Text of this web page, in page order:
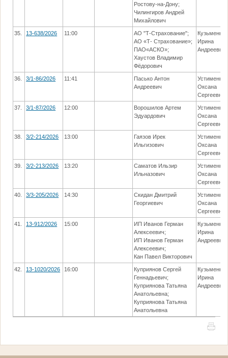
Ростову-на-Дону;
Чилингиров Андрей
Михайлович
35. 13-638/2026 11:00
АО "Т-Страхование";
АО «Т- Страхование»;
ПАО«АСКО»;
Хаустов Владимир
Фёдорович
Кузьменко
Ирина
Андреевна
36. 3/1-86/2026 11:41
Пасько Антон
Андреевич
Устименко
Оксана
Сергеевна
37. 3/1-87/2026 12:00
Ворошилов Артем
Эдуардович
Устименко
Оксана
Сергеевна
38. 3/2-214/2026 13:00
Гаязов Ирек
Ильгизович
Устименко
Оксана
Сергеевна
39. 3/2-213/2026 13:20
Саматов Ильзир
Ильназович
Устименко
Оксана
Сергеевна
40. 3/3-205/2026 14:30
Скидан Дмитрий
Георгиевич
Устименко
Оксана
Сергеевна
41. 13-912/2026 15:00
ИП Иванов Герман
Алексеевич;
ИП Иванов Герман
Алексеевич;
Кан Павел Викторович
Кузьменко
Ирина
Андреевна
42. 13-1020/2026 16:00
Куприянов Сергей
Геннадьевич;
Куприянова Татьяна
Анатольевна;
Куприянова Татьяна
Анатольевна
Кузьменко
Ирина
Андреевна